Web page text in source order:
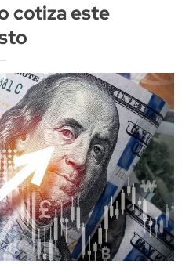
cotiza este